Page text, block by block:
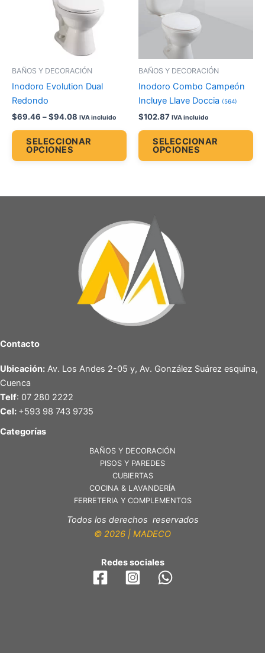
BAÑOS Y DECORACIÓN
Inodoro Evolution Dual
Redondo
$69.46 –$94.08 IVA incluido
SELECCIONAR
OPCIONES
variantes.
pueden
página
de
producto
BAÑOS Y DECORACIÓN
Inodoro Combo Campeón
Incluye Llave Doccia (564)
$102.87 IVA incluido
SELECCIONAR
OPCIONES
de
Contacto
Ubicación: Av. Los Andes 2-05 y, Av. González Suárez esquina,
Cuenca
Telf: 07 280 2222
Cel: +593 98 743 9735
Categorías
BAÑOS Y DECORACIÓN
PISOS Y PAREDES
CUBIERTAS
COCINA & LAVANDERÍA
FERRETERIA Y COMPLEMENTOS
Todos los derechos reservados
© 2026 | MADECO
Redes sociales